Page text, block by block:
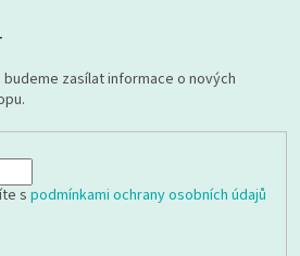
budeme zasílat informace o nových
s podmínkami ochrany osobních údajů